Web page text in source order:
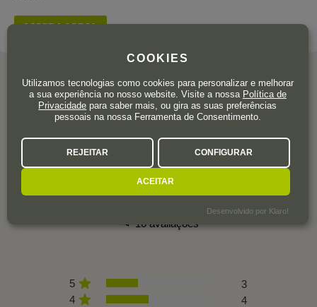
SOBRE A ADEGA
AVALIAÇÕES DOS
UTILIZADORES
10 avaliações
5
3
4
4
COOKIES
Utilizamos tecnologias como cookies para personalizar e melhorar
a sua experiência no nosso website. Visite a nossa Política de
Privacidade para saber mais, ou gira as suas preferências
pessoais na nossa Ferramenta de Consentimento.
REJEITAR CONFIGURAR
ACEITAR
Desenvolvido por Klaro!